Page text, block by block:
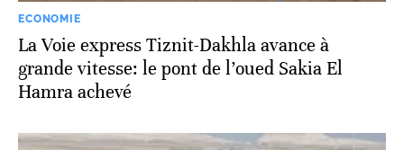
ECONOMIE
La Voie express Tiznit-Dakhla avance à
grande vitesse: le pont de l’oued Sakia El
Hamra achevé